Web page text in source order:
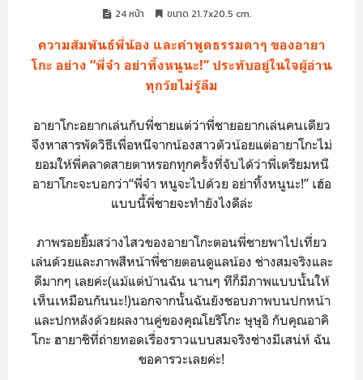
24 หน้า ขนาด 21.7x20.5 cm.
ความสัมพันธ์พี่น้อง และคำพูดธรรมดาๆ ของอายา
โกะ อย่าง “พี่จ๋า อย่าทิ้งหนูนะ!” ประทับอยู่ในใจผู้อ่าน
ทุกวัยไม่รู้ลืม
อายาโกะอยากเล่นกับพี่ชายแต่ว่าพี่ชายอยากเล่นคนเดียว
จึงหาสารพัดวิธีเพื่อหนีจากน้องสาวตัวน้อยแต่อายาโกะไม่
ยอมให้พี่คลาดสายตาหรอกทุกครั้งที่จับได้ว่าพี่เตรียมหนี
อายาโกะจะบอกว่า“พี่จ๋า หนูจะไปด้วย อย่าทิ้งหนูนะ!” เฮ้อ
แบบนี้พี่ชายจะทำยังไงดีล่ะ
ภาพรอยยิ้มสว่างไสวของอายาโกะตอนพี่ชายพาไปเที่ยว
เล่นด้วยและภาพสีหน้าพี่ชายตอนดูแลน้อง ช่างสมจริงและ
ดีมากๆ เลยค่ะ(แม้แต่บ้านฉัน นานๆ ทีก็มีภาพแบบนั้นให้
เห็นเหมือนกันนะ!)นอกจากนั้นฉันยังชอบภาพบนปกหน้า
และปกหลังด้วยผลงานคู่ของคุณโยริโกะ ษุษุอิ กับคุณอาคิ
โกะ ฮายาชิที่ถ่ายทอดเรื่องราวแบบสมจริงช่างมีเสน่ห์ ฉัน
ขอคารวะเลยค่ะ!